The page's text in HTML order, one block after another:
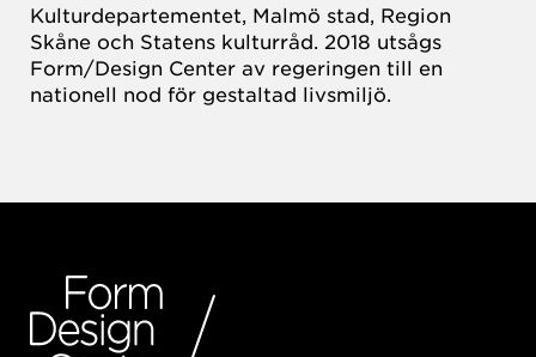
Kulturdepartementet, Malmö stad, Region
Skåne och Statens kulturråd. 2018 utsågs
Form/Design Center av regeringen till en
nationell nod för gestaltad livsmiljö.